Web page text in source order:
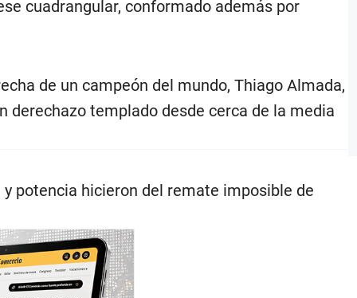
cuadrangular, conformado además por
de un campeón del mundo, Thiago Almada,
derechazo templado desde cerca de la media
potencia hicieron del remate imposible de